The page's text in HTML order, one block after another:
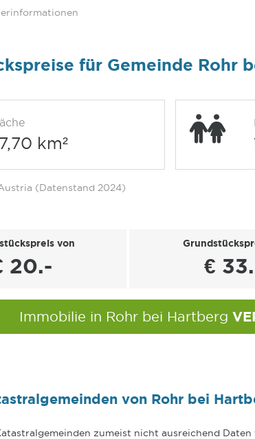
für Gemeinde Rohr
km²
(Datenstand 2024)
von
20.- €
Immobilie in Rohr bei Hartberg
von Rohr bei
zumeist nicht ausreichend